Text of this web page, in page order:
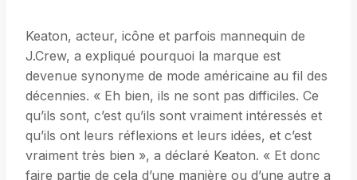
Keaton, acteur, icône et parfois mannequin de
J.Crew, a expliqué pourquoi la marque est
devenue synonyme de mode américaine au fil des
décennies. « Eh bien, ils ne sont pas difficiles. Ce
qu’ils sont, c’est qu’ils sont vraiment intéressés et
qu’ils ont leurs réflexions et leurs idées, et c’est
vraiment très bien », a déclaré Keaton. « Et donc
faire partie de cela d’une manière ou d’une autre a